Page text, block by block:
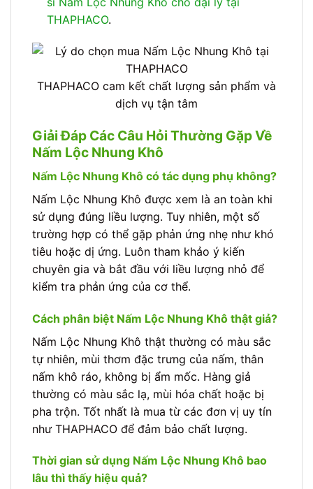
THAPHACO.
THAPHACO cam kết chất lượng sản phẩm và
dịch vụ tận tâm
Giải Đáp Các Câu Hỏi Thường Gặp Về
Nấm Lộc Nhung Khô
Nấm Lộc Nhung Khô có tác dụng phụ không?
Nấm Lộc Nhung Khô được xem là an toàn khi
sử dụng đúng liều lượng. Tuy nhiên, một số
trường hợp có thể gặp phản ứng nhẹ như khó
tiêu hoặc dị ứng. Luôn tham khảo ý kiến
chuyên gia và bắt đầu với liều lượng nhỏ để
kiểm tra phản ứng của cơ thể.
Cách phân biệt Nấm Lộc Nhung Khô thật giả?
Nấm Lộc Nhung Khô thật thường có màu sắc
tự nhiên, mùi thơm đặc trưng của nấm, thân
nấm khô ráo, không bị ẩm mốc. Hàng giả
thường có màu sắc lạ, mùi hóa chất hoặc bị
pha trộn. Tốt nhất là mua từ các đơn vị uy tín
như THAPHACO để đảm bảo chất lượng.
Thời gian sử dụng Nấm Lộc Nhung Khô bao
lâu thì thấy hiệu quả?